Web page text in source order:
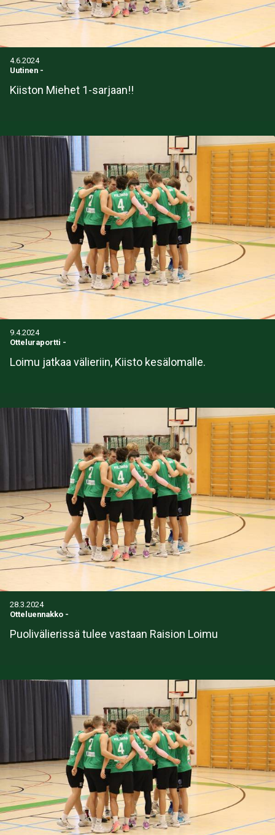
4.6.2024
Uutinen -
Kiiston Miehet 1-sarjaan!!
9.4.2024
Otteluraportti -
Loimu jatkaa välieriin, Kiisto kesälomalle.
28.3.2024
Otteluennakko -
Puolivälierissä tulee vastaan Raision Loimu